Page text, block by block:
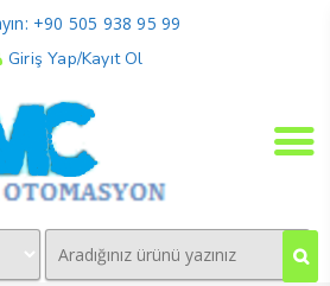
+90 505 938 95 99
Giriş Yap/Kayıt Ol